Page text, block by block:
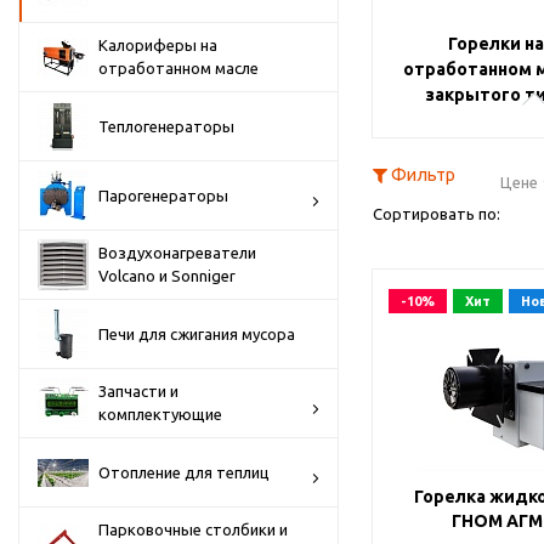
Калориферы на
отработанном масле
Теплогенераторы
Парогенераторы
Воздухонагреватели
Volcano и Sonniger
Печи для сжигания мусора
Запчасти и
комплектующие
Отопление для теплиц
Парковочные столбики и
Горелки на
отработанном
закрытого
Фильтр
Сортировать по:
Цене
Цене
-10% Хит
Горелка
ГНОМ АГМ